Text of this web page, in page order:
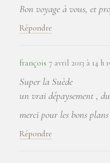
Bon voyage à vous, et
Répondre
françois 7 avril 2013 à 14 h
Super la Suède
un vrai dépaysement ,
merci pour les bons plans
Répondre